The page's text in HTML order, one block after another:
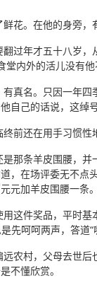
。在他的身旁，
年才五十八岁，
内外的活儿没有
名。只因一年四
自己的话说，这绰
还在用手习惯性
条羊皮围腰，并
，在场评委无不
元加羊皮围腰一条
件奖品，平时基
先呵呵两声，答
村，父母去世后
不懂欣赏。